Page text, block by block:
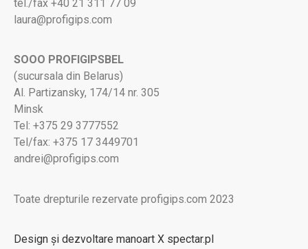
tel./fax +40 21 311 77 09
laura@profigips.com
SOOO PROFIGIPSBEL
(sucursala din Belarus)
Al. Partizansky, 174/14 nr. 305
Minsk
Tel: +375 29 3777552
Tel/fax: +375 17 3449701
andrei@profigips.com
Toate drepturile rezervate profigips.com 2023
Design și dezvoltare manoart X spectar.pl